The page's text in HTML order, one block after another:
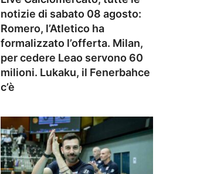
notizie di sabato 08 agosto:
Romero, l’Atletico ha
formalizzato l’offerta. Milan,
per cedere Leao servono 60
milioni. Lukaku, il Fenerbahce
c’è